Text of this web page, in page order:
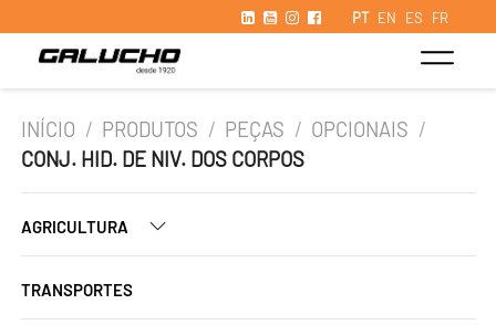
PT EN ES FR
INÍCIO / PRODUTOS / PEÇAS / OPCIONAIS /
CONJ. HID. DE NIV. DOS CORPOS
AGRICULTURA
TRANSPORTES